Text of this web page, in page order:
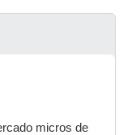
micros de